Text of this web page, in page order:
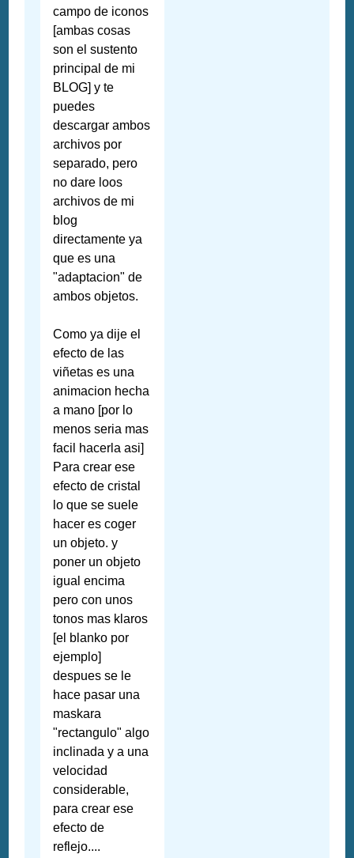
campo de iconos
[ambas cosas
son el sustento
principal de mi
BLOG] y te
puedes
descargar ambos
archivos por
separado, pero
no dare loos
archivos de mi
blog
directamente ya
que es una
"adaptacion" de
ambos objetos.
Como ya dije el
efecto de las
viñetas es una
animacion hecha
a mano [por lo
menos seria mas
facil hacerla asi]
Para crear ese
efecto de cristal
lo que se suele
hacer es coger
un objeto. y
poner un objeto
igual encima
pero con unos
tonos mas klaros
[el blanko por
ejemplo]
despues se le
hace pasar una
maskara
"rectangulo" algo
inclinada y a una
velocidad
considerable,
para crear ese
efecto de
reflejo....